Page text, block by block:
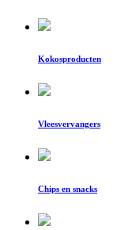
Kokosproducten
Vleesvervangers
Chips en snacks